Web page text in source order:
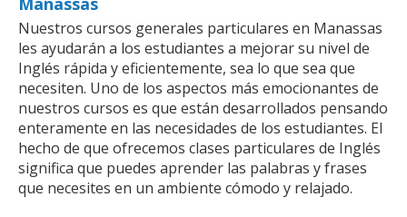
Nuestros cursos generales particulares en Manassas
les ayudarán a los estudiantes a mejorar su nivel de
Inglés rápida y eficientemente, sea lo que sea que
necesiten. Uno de los aspectos más emocionantes de
nuestros cursos es que están desarrollados pensando
enteramente en las necesidades de los estudiantes. El
hecho de que ofrecemos clases particulares de Inglés
significa que puedes aprender las palabras y frases
que necesites en un ambiente cómodo y relajado.